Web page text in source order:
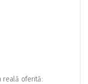
reală oferită: